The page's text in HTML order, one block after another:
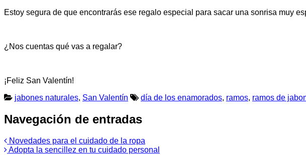
Estoy segura de que encontrarás ese regalo especial para sacar una sonrisa muy
¿Nos cuentas qué vas a regalar?
¡Feliz San Valentín!
jabones naturales, San Valentín día de los enamorados, ramos, ramos de
Navegación de entradas
Novedades para el cuidado de la ropa
Adopta la sencillez en tu cuidado personal